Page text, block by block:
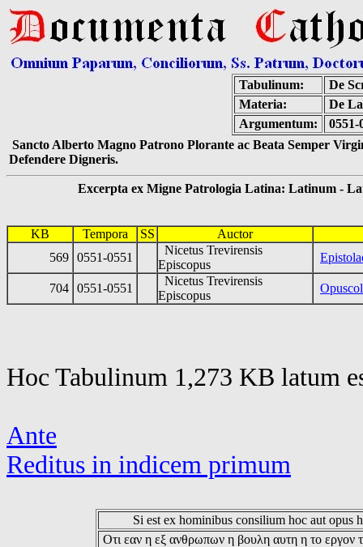
Tabulinum:
De
Materia:
De
Argumentum:
0551-
Sancto Alberto Magno Patrono Plorante ac Beata Semper
Defendere Digneris.
Excerpta ex Migne Patrologia Latina: Latinum -
KB Tempora SS
Auctor
569 0551-0551
Nicetus Trevirensis
Episcopus
704 0551-0551
Nicetus Trevirensis
Episcopus
Hoc Tabulinum 1,273 KB latum
Ante
Reditus in indicem primum
Si est ex hominibus consilium hoc aut opus
Οτι εαν η εξ ανθρωπων η βουλη αυτη η το εργον